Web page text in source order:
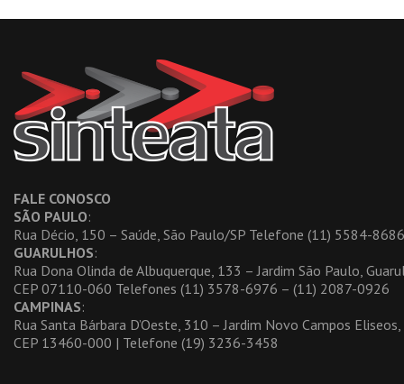
FALE CONOSCO
SÃO PAULO:
Rua Décio, 150 – Saúde, São Paulo/SP Telefone (11) 5584-
GUARULHOS:
Rua Dona Olinda de Albuquerque, 133 – Jardim São Paulo,
CEP 07110-060 Telefones (11) 3578-6976 – (11) 2087-0926
CAMPINAS:
Rua Santa Bárbara D’Oeste, 310 – Jardim Novo Campos
CEP 13460-000 | Telefone (19) 3236-3458